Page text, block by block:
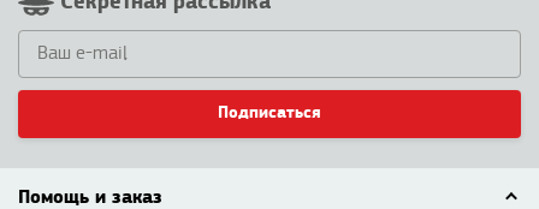
Подписаться
Помощь и заказ